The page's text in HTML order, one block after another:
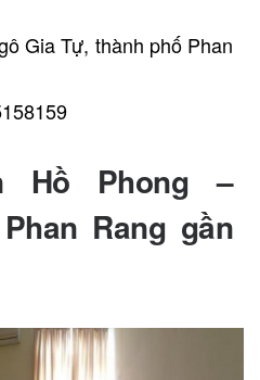
Gia Tự, thành phố Phan
Hồ Phong –
Rang gần